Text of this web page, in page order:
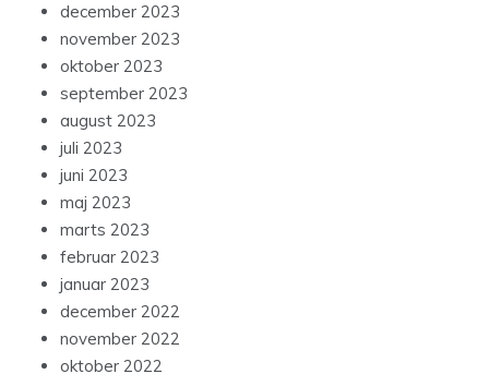
december 2023
november 2023
oktober 2023
september 2023
august 2023
juli 2023
juni 2023
maj 2023
marts 2023
februar 2023
januar 2023
december 2022
november 2022
oktober 2022